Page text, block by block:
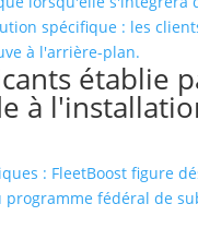
spécifique : les
établie
à
: FleetBoost figure
fédéral de